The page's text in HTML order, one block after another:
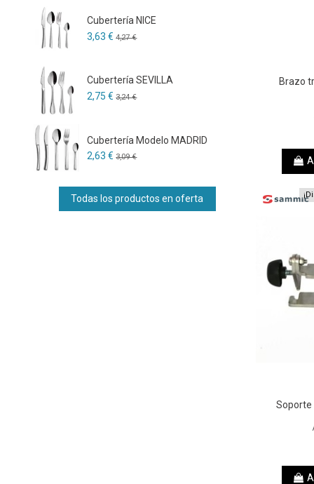
Brazo
Soporte
Cubertería NICE
3,63 € 4,27 €
Cubertería SEVILLA
2,75 € 3,24 €
Cubertería Modelo MADRID
2,63 € 3,09 €
Todas los productos en oferta